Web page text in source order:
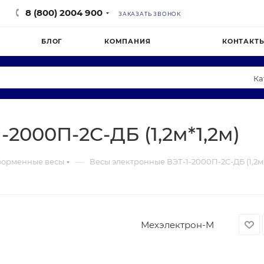
8 (800) 2004 900 ЗАКАЗАТЬ ЗВОНОК
БЛОГ КОМПАНИЯ
продуктов
белье
Склады
Столовые
Мастерская Вкуса
Aqua Work
2С-ДБ (1,2м*1,2м)
весы — Весы электронные ВЭТ-1-2000П-2С-ДБ
Мехэлектрон-М